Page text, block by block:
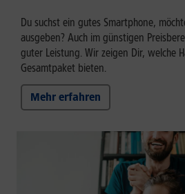
Du suchst ein gutes Smartphone,
ausgeben? Auch im günstigen
guter Leistung. Wir zeigen Dir, welche
Gesamtpaket bieten.
Mehr erfahren